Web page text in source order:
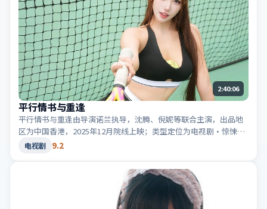
2:40:06
平行情书与重逢
平行情书与重逢由导演诺兰执导，沈腾、倪妮等联合主演，出品地
区为中国香港，2025年12月院线上映；类型定位为电视剧·惊悚，
音效与剪辑节奏凌厉。适合检索「中国香港惊悚」「2025高分电视
电视剧 9.2